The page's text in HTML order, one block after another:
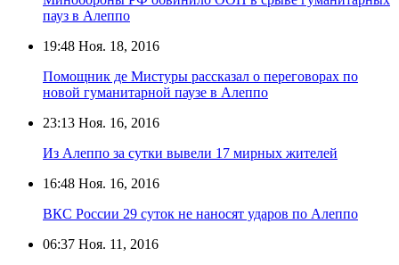
пауз в Алеппо
19:48 Ноя. 18, 2016
Помощник де Мистуры рассказал о переговорах по
новой гуманитарной паузе в Алеппо
23:13 Ноя. 16, 2016
Из Алеппо за сутки вывели 17 мирных жителей
16:48 Ноя. 16, 2016
ВКС России 29 суток не наносят ударов по Алеппо
06:37 Ноя. 11, 2016